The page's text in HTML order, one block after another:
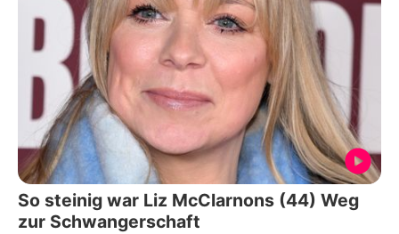
So steinig war Liz McClarnons (44) Weg
zur Schwangerschaft